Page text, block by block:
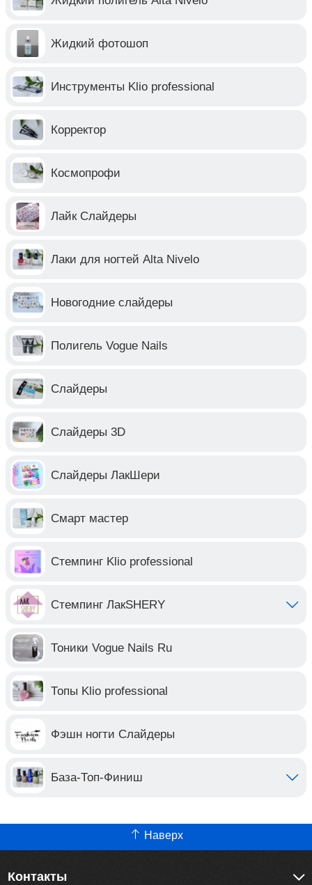
Жидкий фотошоп
Инструменты Klio professional
Корректор
Космопрофи
Лайк Слайдеры
Лаки для ногтей Alta Nivelo
Новогодние слайдеры
Полигель Vogue Nails
Слайдеры
Слайдеры 3D
Слайдеры ЛакШери
Смарт мастер
Стемпинг Klio professional
Стемпинг ЛакSHERY
Тоники Vogue Nails Ru
Топы Klio professional
Фэшн ногти Слайдеры
База-Топ-Финиш
Наверх
Контакты